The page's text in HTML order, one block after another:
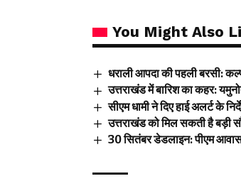
You Might Also
धराली आपदा की पहली बरसी:
उत्तराखंड में बारिश का कहर:
सीएम धामी ने दिए हाई अलर्ट के
उत्तराखंड को मिल सकती है बड़ी
30 सितंबर डेडलाइन: पीएम